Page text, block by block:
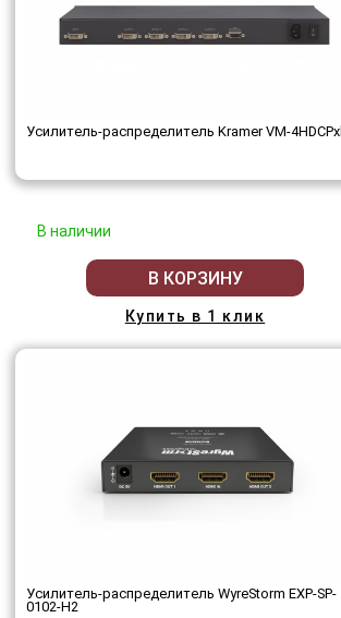
Усилитель-распределитель Kramer VM-4HDCPxl
В наличии
В КОРЗИНУ
Купить в 1 клик
Усилитель-распределитель WyreStorm EXP-SP-
0102-H2